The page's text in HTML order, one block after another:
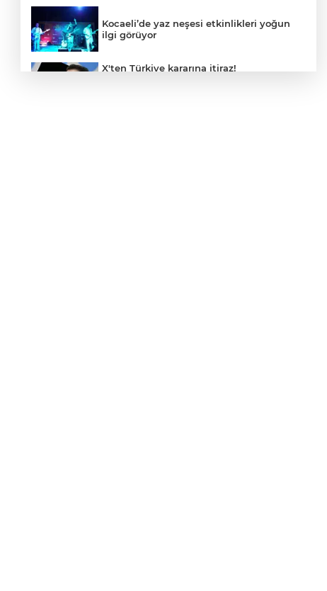
Kocaeli’de yaz neşesi etkinlikleri yoğun
ilgi görüyor
X'ten Türkiye kararına itiraz!